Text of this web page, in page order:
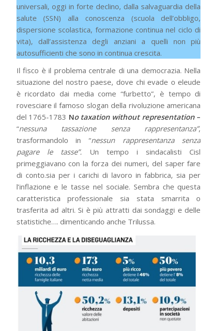
universali, oggi in forte declino, dalla salvaguardia della
salute (SSN) alla conoscenza (scuola dell’obbligo,
dispersione scolastica, formazione continua nel ciclo di
vita), dall’assistenza degli anziani a quelli non più
autosufficienti che sono in continua crescita.
Il fisco è il problema centrale di una democrazia. Nella
situazione del nostro paese, dove chi evade o eleude
è ricordato dai media come “furbetto”, è tempo di
rovesciare il famoso slogan della rivoluzione americana
del 1765-1783 No taxation without representation –
“nessuna tassazione senza rappresentanza”,
trasformandolo in “nessun rappresentanza senza
pagare le tasse”. Un tempo i sindacalisti Cisl
primeggiavano con la forza dei numeri, del saper fare
di conto.sia per i carichi di lavoro in fabbrica, sia per
l’inflazione e le tasse nel sociale. Sembra che questa
caratteristica professionale sia stata smarrita o
trasferita ad altri. Si è più attratti dai sondaggi e delle
statistiche…. dimenticando anche Trilussa.